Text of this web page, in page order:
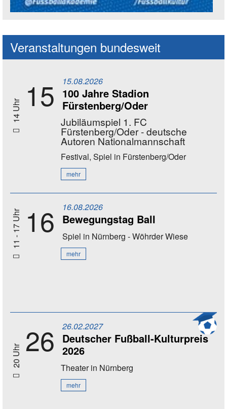
Veranstaltungen bundesweit
14 Uhr 15 15.08.2026
100 Jahre Stadion
Fürstenberg/Oder
Jubiläumspiel 1. FC
Fürstenberg/Oder - deutsche
Autoren Nationalmannschaft
Festival, Spiel in Fürstenberg/Oder
mehr
11 - 17 Uhr 16 16.08.2026
Bewegungstag Ball
Spiel in Nürnberg - Wöhrder Wiese
mehr
20 Uhr 26 26.02.2027
Deutscher Fußball-Kulturpreis
2026
Theaterin Nürnberg
mehr